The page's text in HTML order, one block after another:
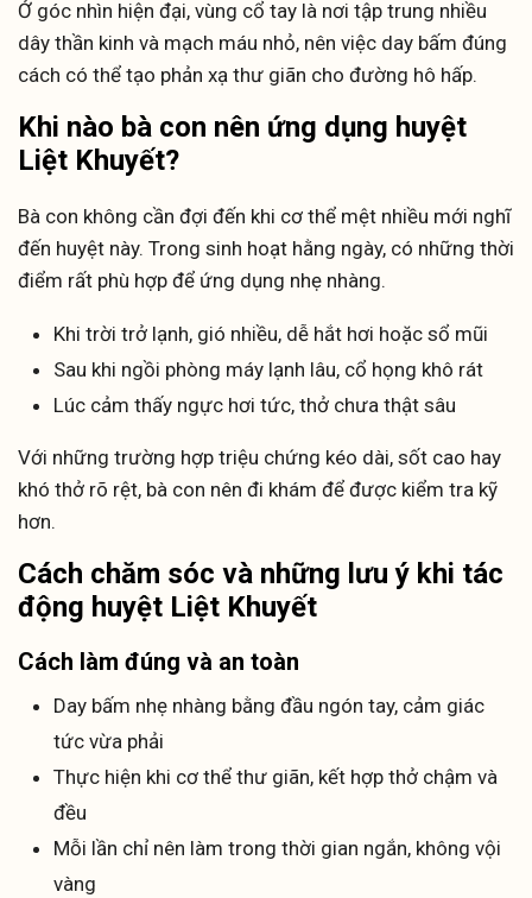
Ở góc nhìn hiện đại, vùng cổ tay là nơi tập trung nhiều
dây thần kinh và mạch máu nhỏ, nên việc day bấm đúng
cách có thể tạo phản xạ thư giãn cho đường hô hấp.
Khi nào bà con nên ứng dụng huyệt
Liệt Khuyết?
Bà con không cần đợi đến khi cơ thể mệt nhiều mới nghĩ
đến huyệt này. Trong sinh hoạt hằng ngày, có những thời
điểm rất phù hợp để ứng dụng nhẹ nhàng.
Khi trời trở lạnh, gió nhiều, dễ hắt hơi hoặc sổ mũi
Sau khi ngồi phòng máy lạnh lâu, cổ họng khô rát
Lúc cảm thấy ngực hơi tức, thở chưa thật sâu
Với những trường hợp triệu chứng kéo dài, sốt cao hay
khó thở rõ rệt, bà con nên đi khám để được kiểm tra kỹ
hơn.
Cách chăm sóc và những lưu ý khi tác
động huyệt Liệt Khuyết
Cách làm đúng và an toàn
Day bấm nhẹ nhàng bằng đầu ngón tay, cảm giác
tức vừa phải
Thực hiện khi cơ thể thư giãn, kết hợp thở chậm và
đều
Mỗi lần chỉ nên làm trong thời gian ngắn, không vội
vàng